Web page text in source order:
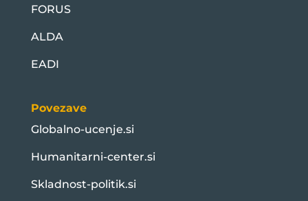
FORUS
ALDA
EADI
Povezave
Globalno-ucenje.si
Humanitarni-center.si
Skladnost-politik.si